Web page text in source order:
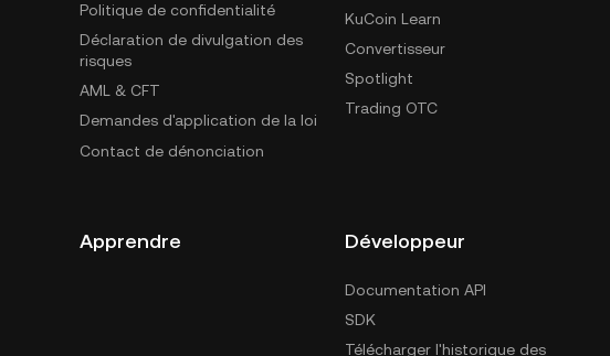
Politique de confidentialité
Déclaration de divulgation des
risques
AML & CFT
Demandes d'application de la loi
Contact de dénonciation
KuCoin Learn
Convertisseur
Spotlight
Trading OTC
Apprendre Développeur
Documentation API
SDK
Télécharger l'historique des